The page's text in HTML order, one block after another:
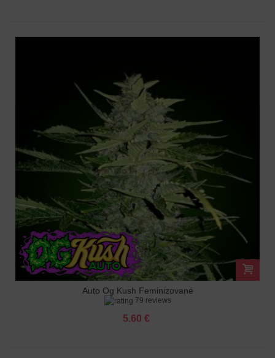
Auto Og Kush Feminizované
79 reviews
5.60 €